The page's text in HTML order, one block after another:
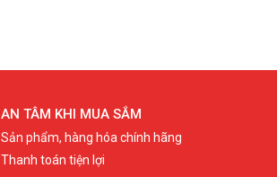
AN TÂM KHI MUA SẮM
Sản phẩm, hàng hóa chính hãng
Thanh toán tiện lợi